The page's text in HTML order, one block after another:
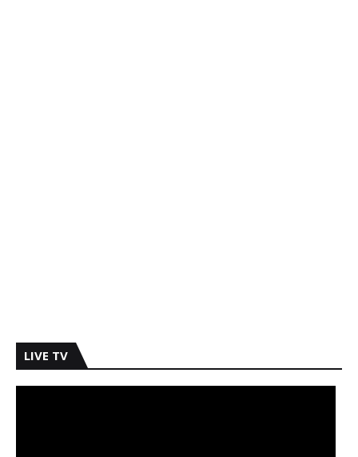
LIVE TV